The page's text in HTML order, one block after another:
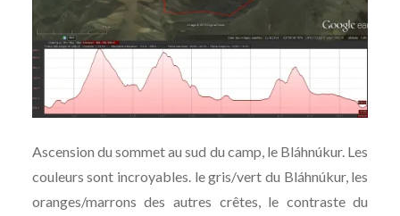
Ascension du sommet au sud du camp, le Bláhnúkur. Les
couleurs sont incroyables. le gris/vert du Bláhnúkur, les
oranges/marrons des autres crêtes, le contraste du